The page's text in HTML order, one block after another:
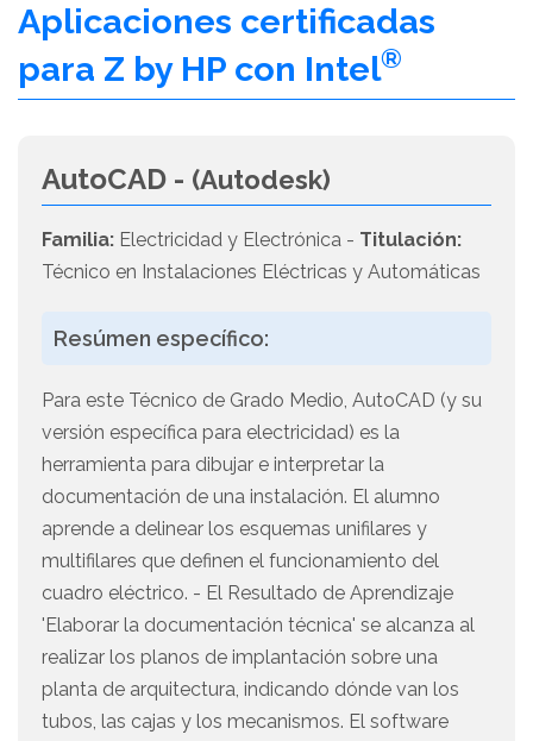
Aplicaciones certificadas
para Z by HP con Intel®
AutoCAD - (Autodesk)
Familia: Electricidad y Electrónica - Titulación:
Técnico en Instalaciones Eléctricas y Automáticas
Resúmen específico:
Para este Técnico de Grado Medio, AutoCAD (y su
versión específica para electricidad) es la
herramienta para dibujar e interpretar la
documentación de una instalación. El alumno
aprende a delinear los esquemas unifilares y
multifilares que definen el funcionamiento del
cuadro eléctrico. - El Resultado de Aprendizaje
'Elaborar la documentación técnica' se alcanza al
realizar los planos de implantación sobre una
planta de arquitectura, indicando dónde van los
tubos, las cajas y los mecanismos. El software